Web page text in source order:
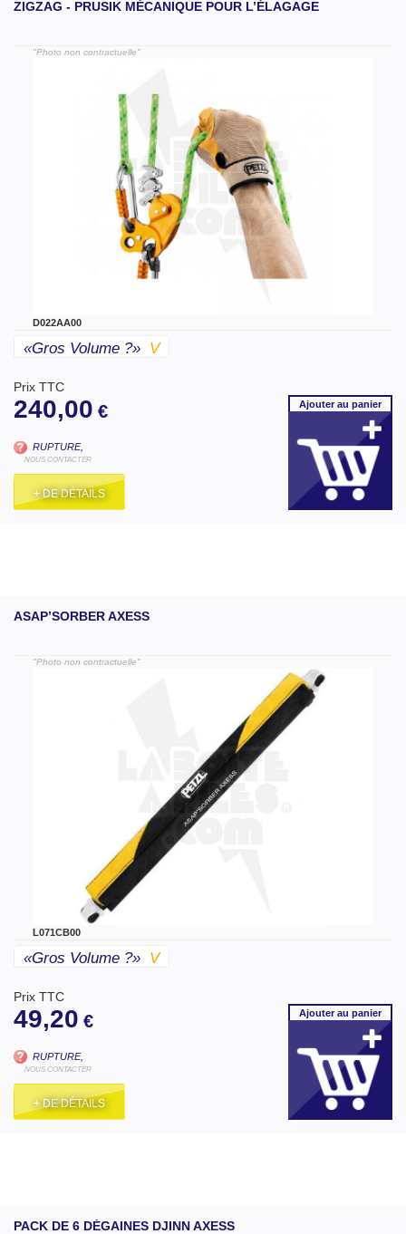
ZIGZAG - PRUSIK MÉCANIQUE POUR L’ÉLAGAGE
"Photo non contractuelle"
D022AA00
«gros Volume ?» V
Prix TTC
240,00 €
RUPTURE,
NOUS CONTACTER
+ DE DÉTAILS
Ajouterau panier
ASAP’SORBER AXESS
"Photo non contractuelle"
L071CB00
«gros Volume ?» V
Prix TTC
49,20 €
RUPTURE,
NOUS CONTACTER
+ DE DÉTAILS
Ajouterau panier
PACK DE 6 DÉGAINES DJINN AXESS